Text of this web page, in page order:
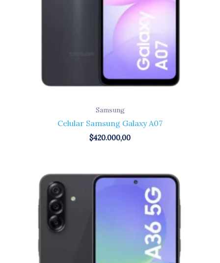
Samsung
Celular Samsung Galaxy A07
$420.000,00